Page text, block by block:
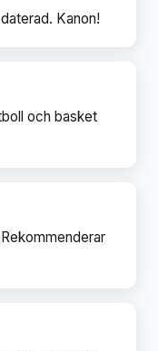
Kanon!
och basket